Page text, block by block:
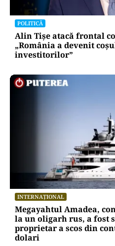
POLITICĂ
Alin Tișe atacă frontal
„România a devenit
investitorilor”
INTERNAȚIONAL
Megayahtul Amadea,
la un oligarh rus, a fost
proprietar a scos din
dolari